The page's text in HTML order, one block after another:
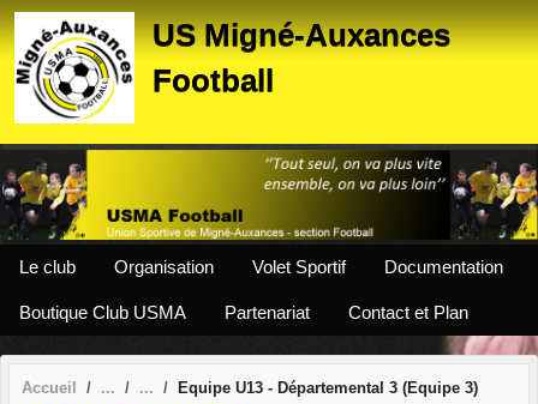
US Migné-Auxances
Football
Le club Organisation Volet Sportif Documentation
Boutique Club USMA Partenariat Contact et Plan
Accueil Equipe U13 - Départemental 3 (Equipe 3)
Panneau de gestion des cookies